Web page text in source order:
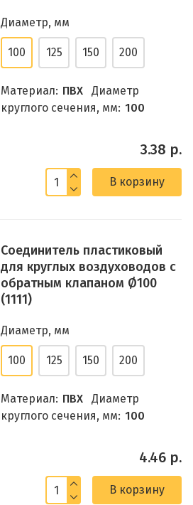
Диаметр, мм
100 125 150 200
Материал: ПВХ
Диаметр
круглого сечения, мм: 100
3.38 р.
В корзину
Соединитель пластиковый
для круглых воздуховодов с
обратным клапаном Ø100
(1111)
Диаметр, мм
100 125 150 200
Материал: ПВХ
Диаметр
круглого сечения, мм: 100
4.46 р.
В корзину